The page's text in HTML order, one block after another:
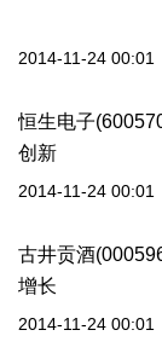
2014-11-24 00:01
恒生电子
创新
2014-11-24 00:01
古井贡酒
增长
2014-11-24 00:01